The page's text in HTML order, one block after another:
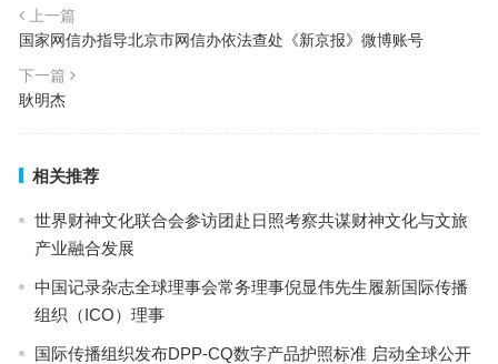
上一篇
国家网信办指导北京市网信办依法查处《新京报》微博账号
下一篇
耿明杰
相关推荐
世界财神文化联合会参访团赴日照考察共谋财神文化与文旅
产业融合发展
中国记录杂志全球理事会常务理事倪显伟先生履新国际传播
组织（ICO）理事
国际传播组织发布DPP-CQ数字产品护照标准 启动全球公开